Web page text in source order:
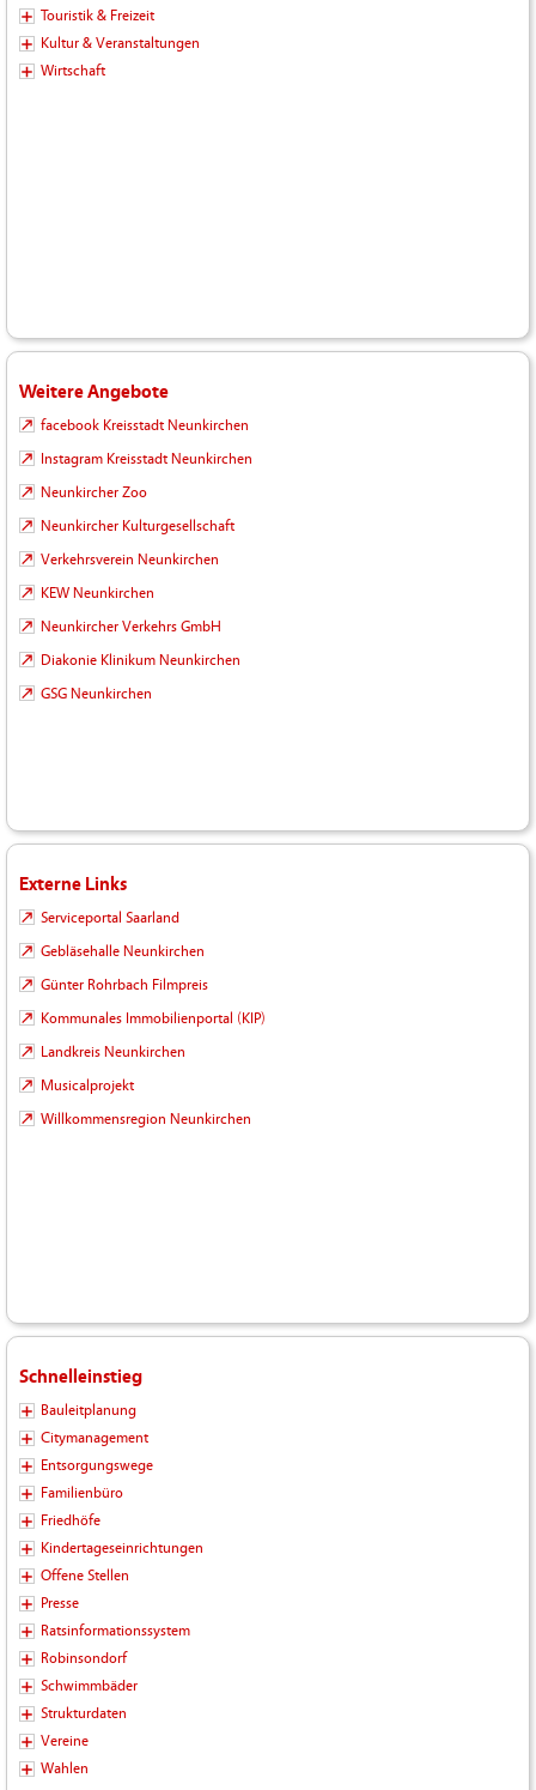
Touristik & Freizeit
Kultur & Veranstaltungen
Wirtschaft
Weitere Angebote
facebook Kreisstadt Neunkirchen
Instagram Kreisstadt Neunkirchen
Neunkircher Zoo
Neunkircher Kulturgesellschaft
Verkehrsverein Neunkirchen
KEW Neunkirchen
Neunkircher Verkehrs GmbH
Diakonie Klinikum Neunkirchen
GSG Neunkirchen
Externe Links
Serviceportal Saarland
Gebläsehalle Neunkirchen
Günter Rohrbach Filmpreis
Kommunales Immobilienportal (KIP)
Landkreis Neunkirchen
Musicalprojekt
Willkommensregion Neunkirchen
Schnelleinstieg
Bauleitplanung
Citymanagement
Entsorgungswege
Familienbüro
Friedhöfe
Kindertageseinrichtungen
Offene Stellen
Presse
Ratsinformationssystem
Robinsondorf
Schwimmbäder
Strukturdaten
Vereine
Wahlen